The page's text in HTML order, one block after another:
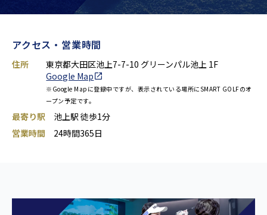
アクセス・営業時間
住所
東京都大田区池上7-7-10 グリーンパル池上 1F
Google Map
※Google Mapに登録中ですが、表示されている場所にSMART GOLFのオ
ープン予定です。
最寄り駅
池上駅 徒歩1分
営業時間
24時間365日